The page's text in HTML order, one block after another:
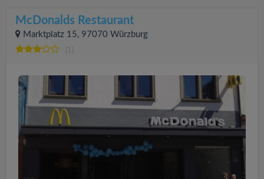
McDonalds Restaurant
Marktplatz 15, 97070 Würzburg
(1)